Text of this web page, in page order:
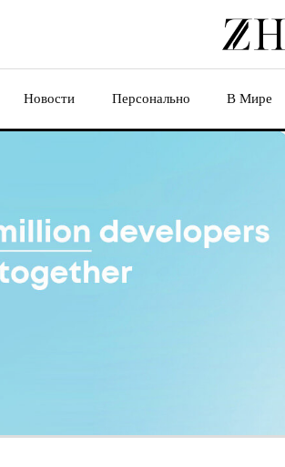
Новости Персонально В Мире